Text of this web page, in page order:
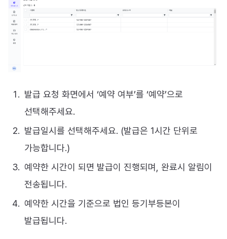
발급 요청 화면에서 ‘예약 여부’를 ‘예약’으로
선택해주세요.
발급일시를 선택해주세요. (발급은 1시간 단위로
가능합니다.)
예약한 시간이 되면 발급이 진행되며, 완료시 알림이
전송됩니다.
예약한 시간을 기준으로 법인 등기부등본이
발급됩니다.